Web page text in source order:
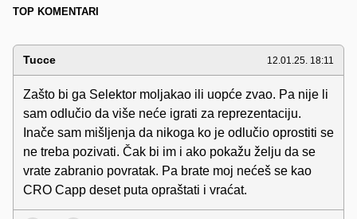
TOP KOMENTARI
Tucce 12.01.25. 18:11
Zašto bi ga Selektor moljakao ili uopće zvao. Pa nije li
sam odlučio da više neće igrati za reprezentaciju.
Inače sam mišljenja da nikoga ko je odlučio oprostiti se
ne treba pozivati. Čak bi im i ako pokažu želju da se
vrate zabranio povratak. Pa brate moj nećeš se kao
CRO Capp deset puta opraštati i vraćat.